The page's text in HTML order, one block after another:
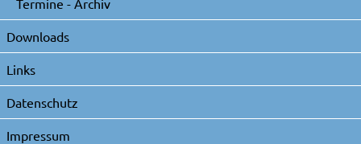
Downloads
Links
Datenschutz
Impressum